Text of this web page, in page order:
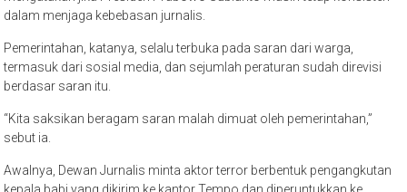
dalam menjaga kebebasan jurnalis.
Pemerintahan, katanya, selalu terbuka pada saran dari warga,
termasuk dari sosial media, dan sejumlah peraturan sudah direvisi
berdasar saran itu.
“Kita saksikan beragam saran malah dimuat oleh pemerintahan,”
sebut ia.
Awalnya, Dewan Jurnalis minta aktor terror berbentuk pengangkutan